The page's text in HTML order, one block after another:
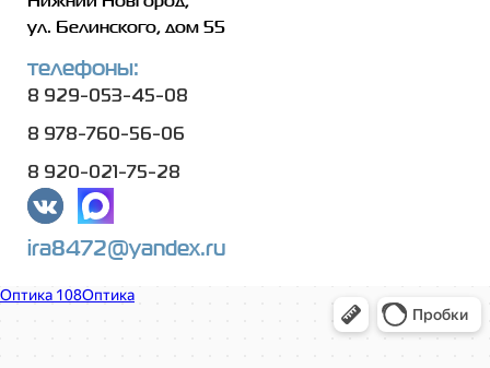
ул. Белинского, дом 55
телефоны:
8 929-053-45-08
8 978-760-56-06
8 920-021-75-28
ira8472@yandex.ru
Оптика 108